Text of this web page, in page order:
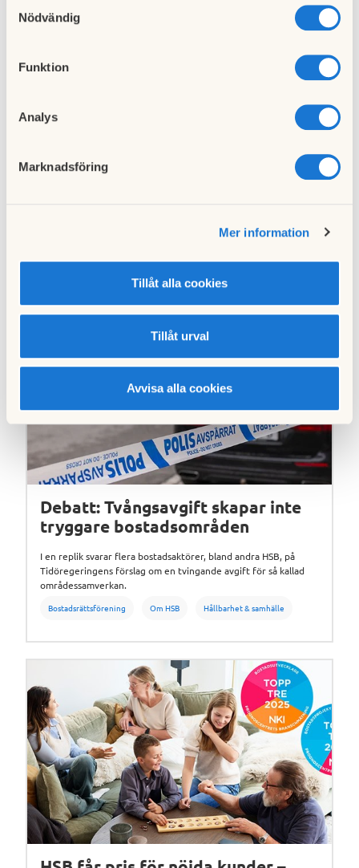
cookies och välja att endast tillåta ett urval.
Nödvändig
Funktion
Analys
Marknadsföring
Mer information
Tillåt alla cookies
Tillåt urval
Avvisa alla cookies
LinkedIn
Relaterade artiklar
Debatt: Tvångsavgift skapar inte
tryggare bostadsområden
I en replik svarar flera bostadsaktörer, bland andra HSB, på
Tidöregeringens förslag om en tvingande avgift för så kallad
områdessamverkan.
Bostadsrättsförening Om HSB Hållbarhet & samhälle